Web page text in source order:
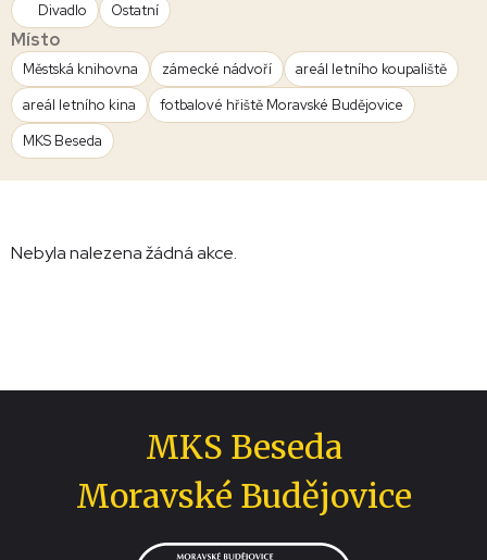
Divadlo
Ostatní
Místo
Městská knihovna zámecké nádvoří
areál letního koupaliště
areál letního kina
fotbalové hřiště Moravské Budějovice
MKS Beseda
Nebyla nalezena žádná akce.
MKS Beseda
Moravské Budějovice